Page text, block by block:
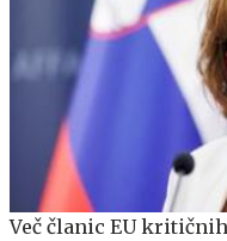
Več članic EU